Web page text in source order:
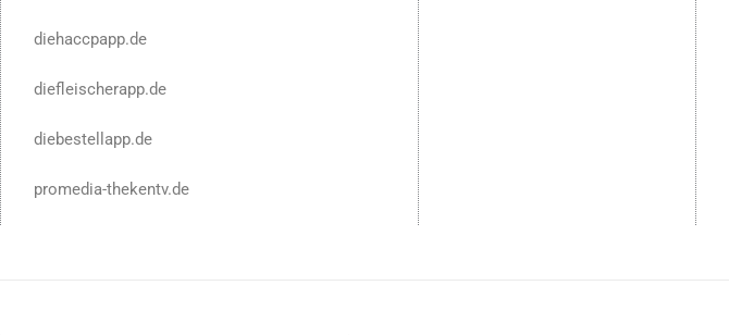
diehaccpapp.de
diefleischerapp.de
diebestellapp.de
promedia-thekentv.de